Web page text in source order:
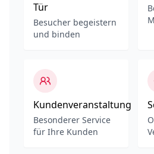
Tür
Besucher begeistern
und binden
Kundenveranstaltung
Besonderer Service
für Ihre Kunden